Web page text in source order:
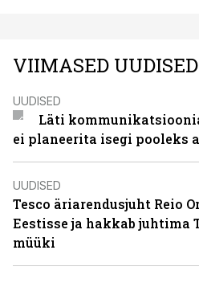
VIIMASED UUDISED
UUDISED
Läti
ei planeerita isegi pooleks
UUDISED
Tesco äriarendusjuht Reio
Eestisse ja hakkab juhtima
müüki